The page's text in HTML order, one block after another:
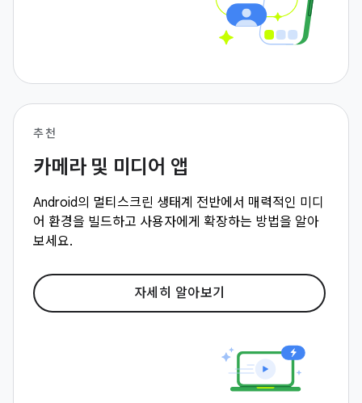
추천
카메라 및 미디어 앱
Android의 멀티스크린 생태계 전반에서 매력적인 미디
어 환경을 빌드하고 사용자에게 확장하는 방법을 알아
보세요.
자세히 알아보기